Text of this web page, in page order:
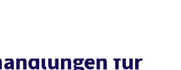
Service
Mitmachen
für